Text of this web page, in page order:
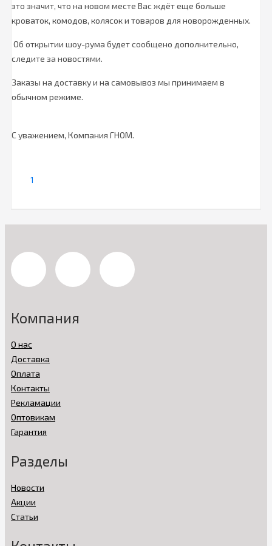
это значит, что на новом месте Вас ждёт еще больше
кроваток, комодов, колясок и товаров для новорожденных.
Об открытии шоу-рума будет сообщено дополнительно,
следите за новостями.
Заказы на доставку и на самовывоз мы принимаем в
обычном режиме.
С уважением, Компания ГНОМ.
1
Компания
О нас
Доставка
Оплата
Контакты
Рекламации
Оптовикам
Гарантия
Разделы
Новости
Акции
Статьи